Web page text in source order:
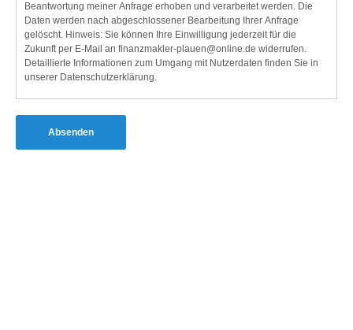
Beantwortung meiner Anfrage erhoben und verarbeitet werden. Die
Daten werden nach abgeschlossener Bearbeitung Ihrer Anfrage
gelöscht. Hinweis: Sie können Ihre Einwilligung jederzeit für die
Zukunft per E-Mail an finanzmakler-plauen@online.de widerrufen.
Detaillierte Informationen zum Umgang mit Nutzerdaten finden Sie in
unserer Datenschutzerklärung.
Absenden